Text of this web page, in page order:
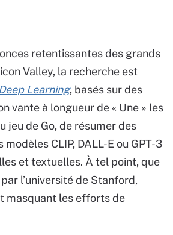
retentissantes des grands
Valley, la recherche est
Deep Learning, basés sur des
vante à longueur de « Une » les
jeu de Go, de résumer des
CLIP, DALL-E ou GPT-3
et textuelles. À tel point, que
l’université de Stanford,
masquant les efforts de